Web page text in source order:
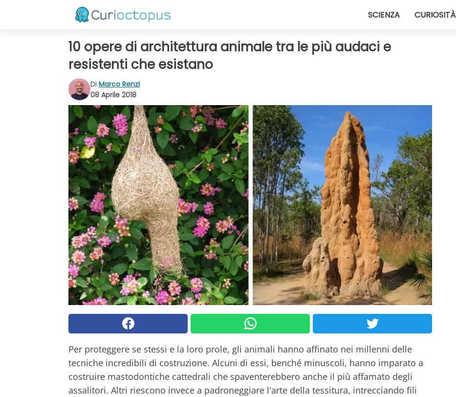
SCIENZA CURIOSITÀ
10 opere di architettura animale tra le più audaci e
resistenti che esistano
Di Marco Renzi
08 Aprile 2018
Per proteggere se stessi e la loro prole, gli animali hanno affinato nei millenni delle
tecniche incredibili di costruzione. Alcuni di essi, benché minuscoli, hanno imparato a
costruire mastodontiche cattedrali che spaventerebbero anche il più affamato degli
assalitori. Altri riescono invece a padroneggiare l'arte della tessitura, intrecciando fili